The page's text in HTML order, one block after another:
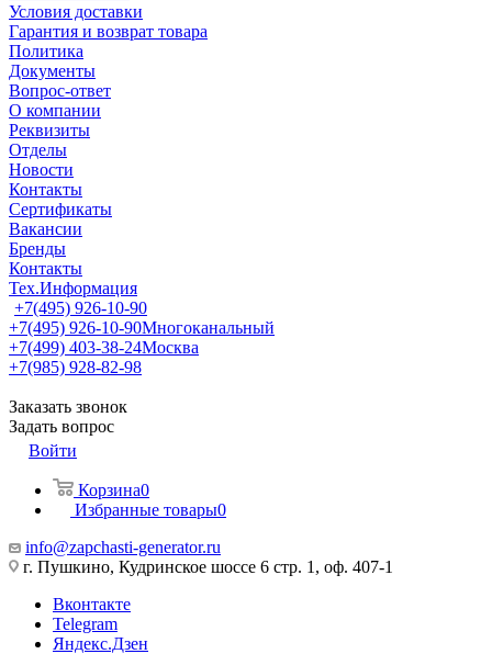
Условия доставки
Гарантия и возврат товара
Политика
Документы
Вопрос-ответ
О компании
Реквизиты
Отделы
Новости
Контакты
Сертификаты
Вакансии
Бренды
Контакты
Тех.Информация
+7(495) 926-10-90
+7(495) 926-10-90Многоканальный
+7(499) 403-38-24Москва
+7(985) 928-82-98
Заказать звонок
Задать вопрос
Войти
Корзина0
Избранные товары0
info@zapchasti-generator.ru
г. Пушкино, Кудринское шоссе 6 стр. 1, оф. 407-1
Вконтакте
Telegram
Яндекс.Дзен